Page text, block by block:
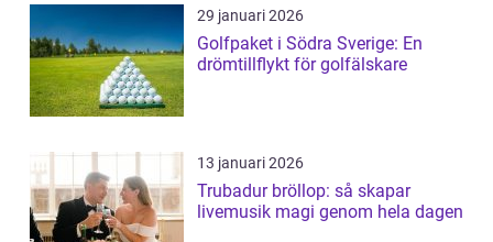
29 januari 2026
Golfpaket i Södra Sverige: En
drömtillflykt för golfälskare
13 januari 2026
Trubadur bröllop: så skapar
livemusik magi genom hela dagen